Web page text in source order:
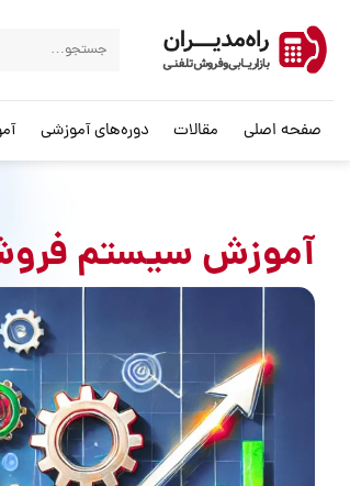
صفحه اصلی مقالات دوره‌های آموزشی
آموزش سیستم